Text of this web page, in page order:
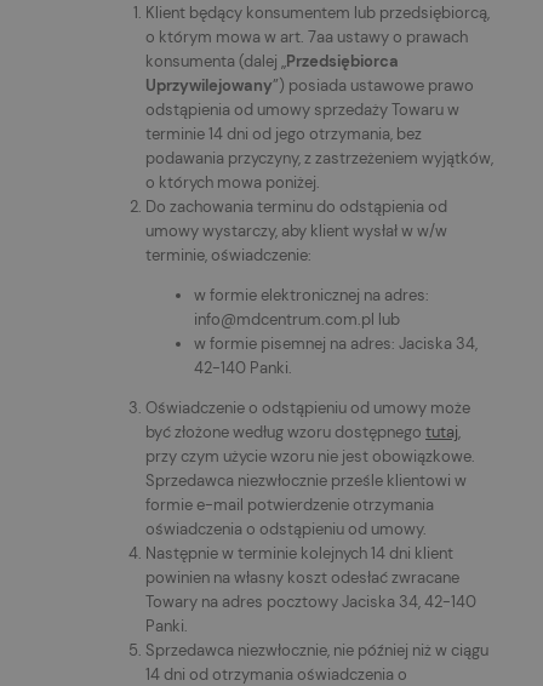
Klient będący konsumentem lub przedsiębiorcą,
o którym mowa w art. 7aa ustawy o prawach
konsumenta (dalej „Przedsiębiorca
Uprzywilejowany”) posiada ustawowe prawo
odstąpienia od umowy sprzedaży Towaru w
terminie 14 dni od jego otrzymania, bez
podawania przyczyny, z zastrzeżeniem wyjątków,
o których mowa poniżej.
Do zachowania terminu do odstąpienia od
umowy wystarczy, aby klient wysłał w w/w
terminie, oświadczenie:
w formie elektronicznej na adres:
info@mdcentrum.com.pl lub
w formie pisemnej na adres: Jaciska 34,
42-140 Panki.
Oświadczenie o odstąpieniu od umowy może
być złożone według wzoru dostępnego tutaj,
przy czym użycie wzoru nie jest obowiązkowe.
Sprzedawca niezwłocznie prześle klientowi w
formie e-mail potwierdzenie otrzymania
oświadczenia o odstąpieniu od umowy.
Następnie w terminie kolejnych 14 dni klient
powinien na własny koszt odesłać zwracane
Towary na adres pocztowy Jaciska 34, 42-140
Panki.
Sprzedawca niezwłocznie, nie później niż w ciągu
14 dni od otrzymania oświadczenia o